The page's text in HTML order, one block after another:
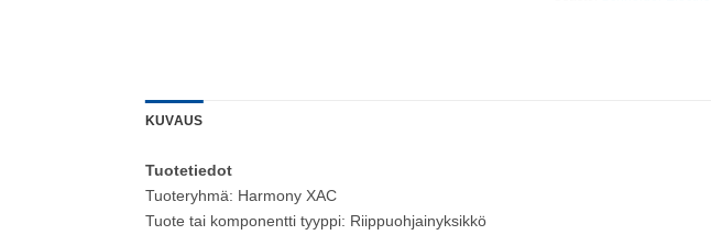
KUVAUS
Tuotetiedot
Tuoteryhmä: Harmony XAC
Tuote tai komponentti tyyppi: Riippuohjainyksikkö